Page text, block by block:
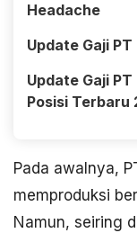
Headache
Update Gaji
Update Gaji
Posisi Terbaru
Pada awalnya,
memproduksi
Namun, seiring